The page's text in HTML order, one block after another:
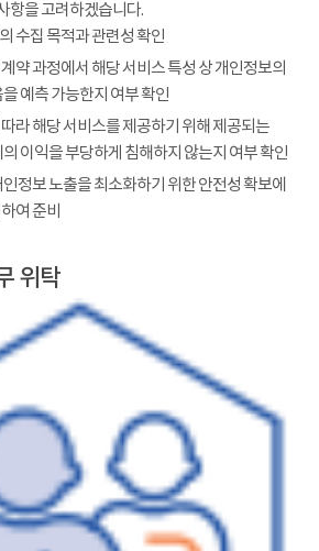
항을 고려하겠습니다.
수집 목적과 관련성 확인
약 과정에서 해당 서비스 특성 상 개인정보의
예측 가능한지 여부 확인
라 해당 서비스를 제공하기 위해 제공되는
이익을 부당하게 침해하지 않는지 여부 확인
정보 노출을 최소화하기 위한 안전성 확보에
여 준비
위탁